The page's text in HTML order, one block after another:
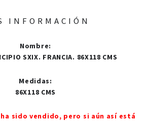
INFORMACIÓN
Nombre:
SXIX. FRANCIA. 86X118 CMS
Medidas:
86X118 CMS
sido vendido, pero si aún así está